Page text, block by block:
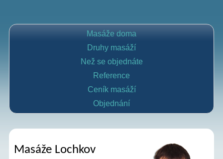
Masáže doma
Druhy masáží
Než se objednáte
Reference
Ceník masáží
Objednání
Masáže Lochkov